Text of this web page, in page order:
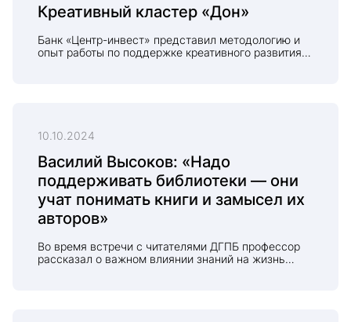
Креативный кластер «Дон»
Банк «Центр-инвест» представил методологию и
опыт работы по поддержке креативного развития
10.10.2024
Василий Высоков: «Надо
поддерживать библиотеки — они
учат понимать книги и замысел их
авторов»
Во время встречи с читателями ДГПБ профессор
рассказал о важном влиянии знаний на жизнь